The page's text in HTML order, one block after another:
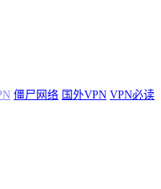
僵尸网络 国外VPN VPN必读